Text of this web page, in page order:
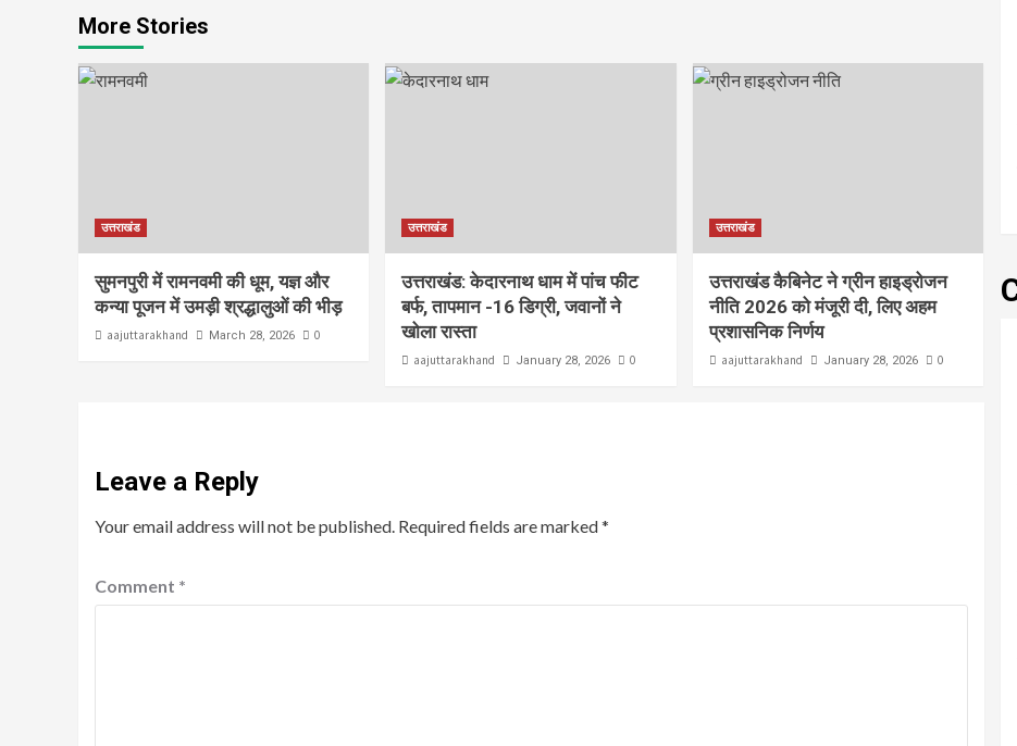
More Stories
उत्तराखंड
सुमनपुरी में रामनवमी की धूम, यज्ञ और
कन्या पूजन में उमड़ी श्रद्धालुओं की भीड़
aajuttarakhand March 28, 2026 0
उत्तराखंड
उत्तराखंड: केदारनाथ धाम में पांच फीट
बर्फ, तापमान -16 डिग्री, जवानों ने
खोला रास्ता
aajuttarakhand January 28, 2026 0
उत्तराखंड
उत्तराखंड कैबिनेट ने ग्रीन हाइड्रोजन
नीति 2026 को मंजूरी दी, लिए अहम
प्रशासनिक निर्णय
aajuttarakhand January 28, 2026 0
Leave a Reply
Your email address will not be published. Required fields are marked*
Comment *